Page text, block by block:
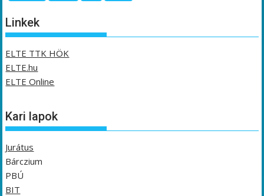
Linkek
ELTE TTK HÖK
ELTE.hu
ELTE Online
Kari lapok
Jurátus
Bárczium
PBÚ
BIT